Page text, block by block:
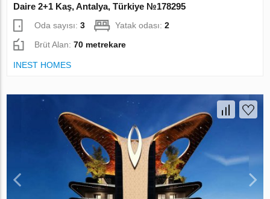
Daire 2+1 Kaş, Antalya, Türkiye №178295
Oda sayısı:3 Yatak odası:2
Brüt Alan:70 metrekare
INEST HOMES